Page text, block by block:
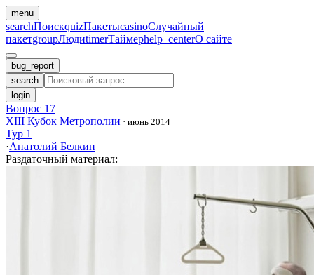
menu
searchПоискquizПакетыcasinoСлучайный
пакетgroupЛюдиtimerТаймерhelp_centerО сайте
bug_report
search
login
Вопрос 17
XIII Кубок Метрополии · июнь 2014
Тур 1
·Анатолий Белкин
Раздаточный материал: